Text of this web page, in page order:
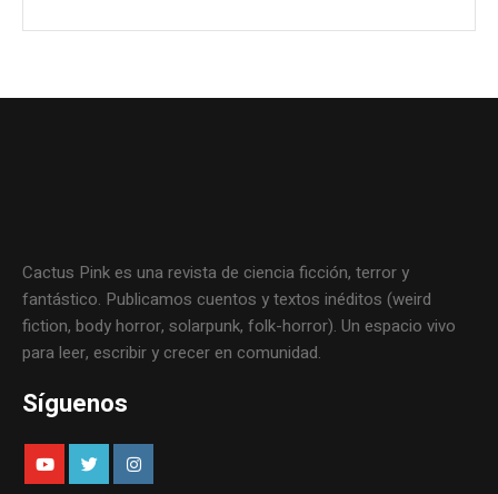
Cactus Pink es una revista de ciencia ficción, terror y
fantástico. Publicamos cuentos y textos inéditos (weird
fiction, body horror, solarpunk, folk-horror). Un espacio vivo
para leer, escribir y crecer en comunidad.
Síguenos